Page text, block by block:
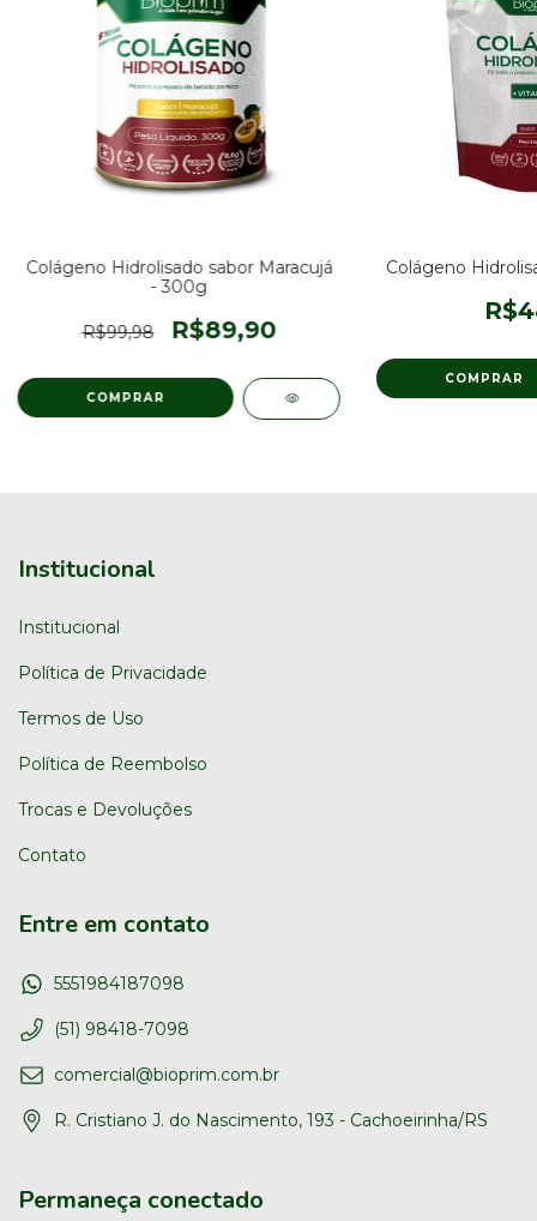
Colágeno Hidrolisado sabor Maracujá
- 300g
R$99,98 R$89,90
Colágeno
Institucional
Institucional
Política de Privacidade
Termos de Uso
Política de Reembolso
Trocas e Devoluções
Contato
Entre em contato
5551984187098
(51) 98418-7098
comercial@bioprim.com.br
R. Cristiano J. do Nascimento, 193 - Cachoeirinha/RS
Permaneça conectado